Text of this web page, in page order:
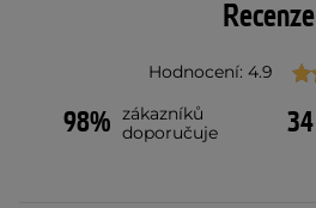
Recenze
Hodnocení: 4.9
98% zákazníků
doporučuje
34